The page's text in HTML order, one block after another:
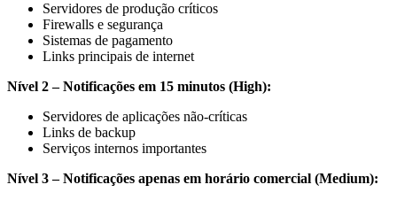
Servidores de produção críticos
Firewalls e segurança
Sistemas de pagamento
Links principais de internet
Nível 2 – Notificações em 15 minutos (High):
Servidores de aplicações não-críticas
Links de backup
Serviços internos importantes
Nível 3 – Notificações apenas em horário comercial (Medium):